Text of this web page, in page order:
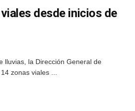
desde inicios de
lluvias, la Dirección General de
zonas viales ...